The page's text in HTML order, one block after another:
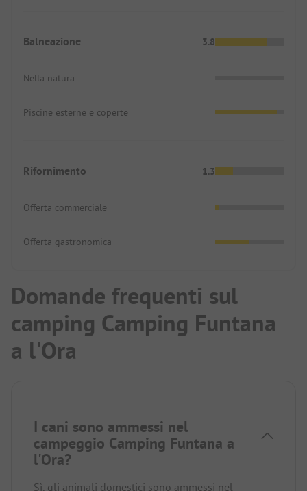
Balneazione 3.8
Nella natura
Piscine esterne e coperte
Rifornimento 1.3
Offerta commerciale
Offerta gastronomica
Domande frequenti sul
camping Camping Funtana
a l'Ora
I cani sono ammessi nel
campeggio Camping Funtana a
l'Ora?
Sì, gli animali domestici sono ammessi nel